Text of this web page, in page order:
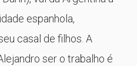
espanhola,
casal de filhos. A
ser o trabalho é